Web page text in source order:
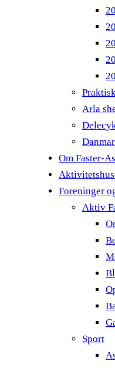
Arla
Om Faster-
Foreninger
Aktiv
Sport